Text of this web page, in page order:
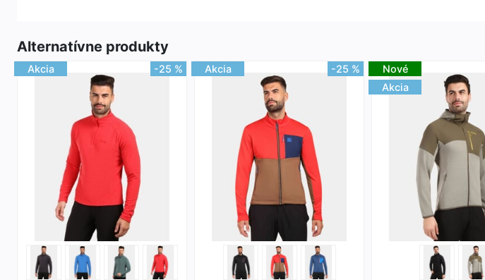
Alternatívne produkty
Akcia -25 % Akcia -25 %
Nové
Akcia